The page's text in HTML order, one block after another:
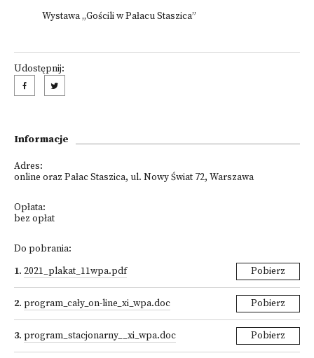
Wystawa „Gościli w Pałacu Staszica”
Udostępnij:
Informacje
Adres:
online oraz Pałac Staszica, ul. Nowy Świat 72, Warszawa
Opłata:
bez opłat
Do pobrania:
1. 2021_plakat_11wpa.pdf Pobierz
2. program_cały_on-line_xi_wpa.doc Pobierz
3. program_stacjonarny__xi_wpa.doc Pobierz